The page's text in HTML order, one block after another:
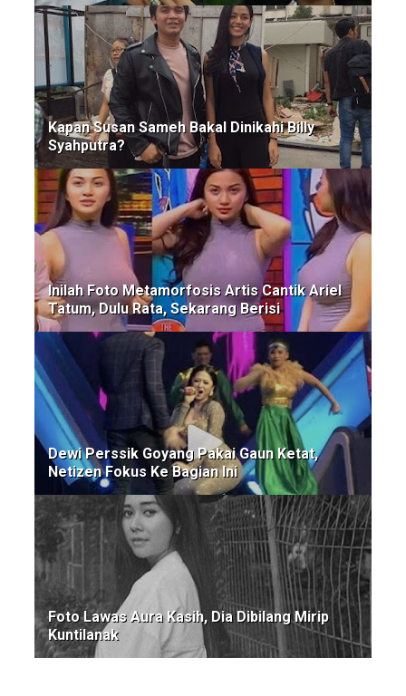
Kapan Susan Sameh Bakal Dinikahi Billy
Syahputra?
Inilah Foto Metamorfosis Artis Cantik Ariel
Tatum, Dulu Rata, Sekarang Berisi
Dewi Perssik Goyang Pakai Gaun Ketat,
Netizen Fokus Ke Bagian Ini
Foto Lawas Aura Kasih, Dia Dibilang Mirip
Kuntilanak